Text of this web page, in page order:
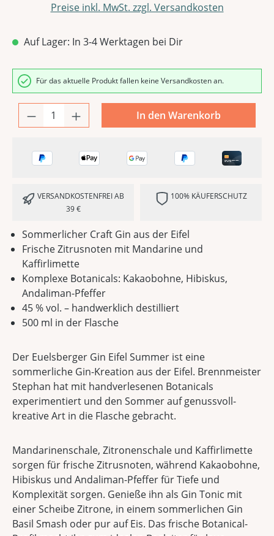
Sommerlicher Craft Gin aus der Eifel
Frische Zitrusnoten mit Mandarine und
Kaffirlimette
Komplexe Botanicals: Kakaobohne, Hibiskus,
Andaliman-Pfeffer
45 % vol. – handwerklich destilliert
500 ml in der Flasche
Preise inkl. MwSt. zzgl. Versandkosten
Auf Lager: In 3-4 Werktagen bei Dir
Für das aktuelle Produkt fallen keine Versandkosten an.
In den Warenkorb
VERSANDKOSTENFREI AB
39 €
100% KÄUFERSCHUTZ
Der Euelsberger Gin Eifel Summer ist eine
sommerliche Gin-Kreation aus der Eifel. Brennmeister
Stephan hat mit handverlesenen Botanicals
experimentiert und den Sommer auf genussvoll-
kreative Art in die Flasche gebracht.
Mandarinenschale, Zitronenschale und Kaffirlimette
sorgen für frische Zitrusnoten, während Kakaobohne,
Hibiskus und Andaliman-Pfeffer für Tiefe und
Komplexität sorgen. Genieße ihn als Gin Tonic mit
einer Scheibe Zitrone, in einem sommerlichen Gin
Basil Smash oder pur auf Eis. Das frische Botanical-